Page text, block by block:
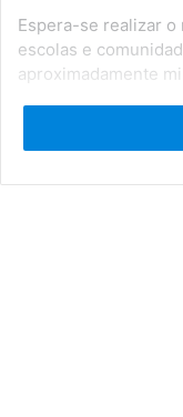
Espera-se realizar o
escolas e
aproximadamente